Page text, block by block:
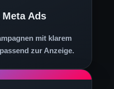
Ads
mit klarem
zur Anzeige.